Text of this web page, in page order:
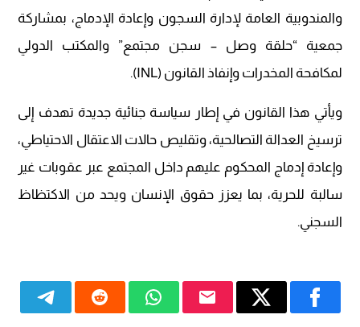
والمندوبية العامة لإدارة السجون وإعادة الإدماج، بمشاركة
جمعية “حلقة وصل – سجن مجتمع” والمكتب الدولي
لمكافحة المخدرات وإنفاذ القانون (INL).
ويأتي هذا القانون في إطار سياسة جنائية جديدة تهدف إلى
ترسيخ العدالة التصالحية، وتقليص حالات الاعتقال الاحتياطي،
وإعادة إدماج المحكوم عليهم داخل المجتمع عبر عقوبات غير
سالبة للحرية، بما يعزز حقوق الإنسان ويحد من الاكتظاظ
السجني.